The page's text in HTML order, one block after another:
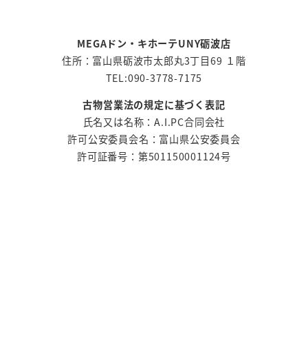
MEGAドン・キホーテUNY砺波店
住所：富山県砺波市太郎丸3丁目69 １階
TEL:090-3778-7175
古物営業法の規定に基づく表記
氏名又は名称：A.I.PC合同会社
許可公安委員会名：富山県公安委員会
許可証番号：第501150001124号